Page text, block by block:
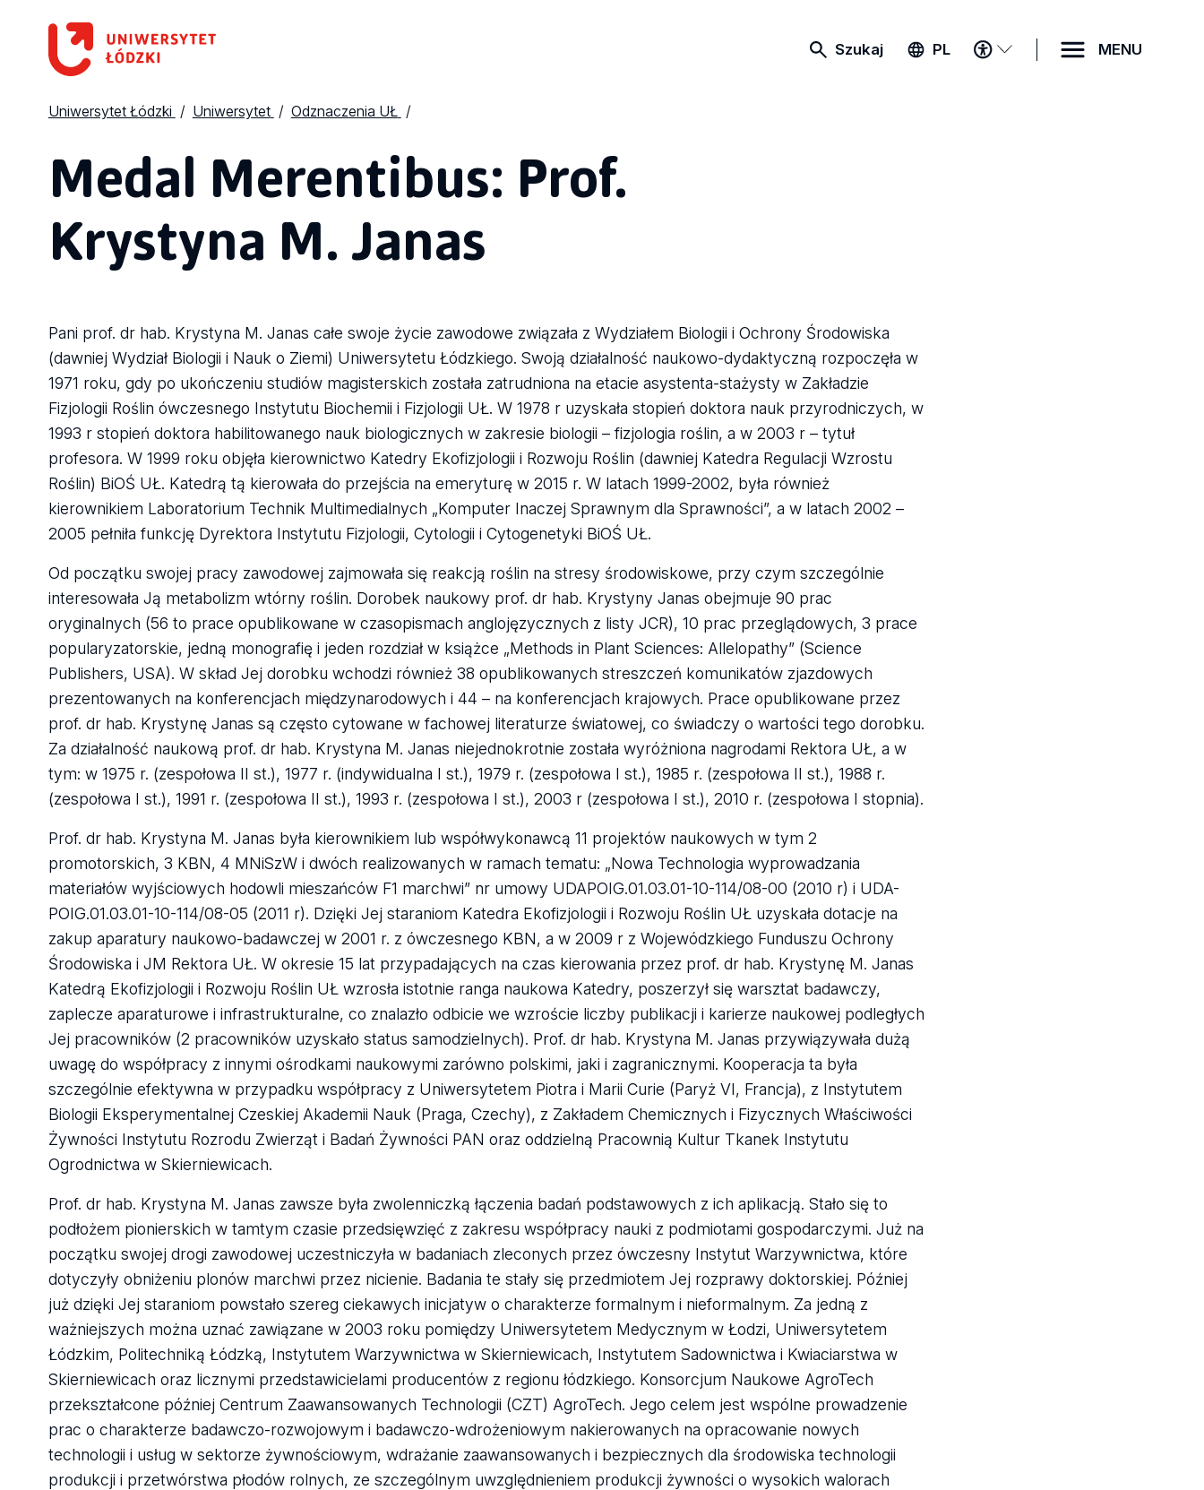
Szukaj PL
MENU
DOSTĘPNOŚCI
MENU
Uniwersytet Łódzki Uniwersytet Odznaczenia UŁ
Medal Merentibus: Prof.
Krystyna M. Janas
Pani prof. dr hab. Krystyna M. Janas całe swoje życie zawodowe związała z Wydziałem Biologii i Ochrony Środowiska
(dawniej Wydział Biologii i Nauk o Ziemi) Uniwersytetu Łódzkiego. Swoją działalność naukowo-dydaktyczną rozpoczęła w
1971 roku, gdy po ukończeniu studiów magisterskich została zatrudniona na etacie asystenta-stażysty w Zakładzie
Fizjologii Roślin ówczesnego Instytutu Biochemii i Fizjologii UŁ. W 1978 r uzyskała stopień doktora nauk przyrodniczych, w
1993 r stopień doktora habilitowanego nauk biologicznych w zakresie biologii – fizjologia roślin, a w 2003 r – tytuł
profesora. W 1999 roku objęła kierownictwo Katedry Ekofizjologii i Rozwoju Roślin (dawniej Katedra Regulacji Wzrostu
Roślin) BiOŚ UŁ. Katedrą tą kierowała do przejścia na emeryturę w 2015 r. W latach 1999-2002, była również
kierownikiem Laboratorium Technik Multimedialnych „Komputer Inaczej Sprawnym dla Sprawności”, a w latach 2002 –
2005 pełniła funkcję Dyrektora Instytutu Fizjologii, Cytologii i Cytogenetyki BiOŚ UŁ.
Od początku swojej pracy zawodowej zajmowała się reakcją roślin na stresy środowiskowe, przy czym szczególnie
interesowała Ją metabolizm wtórny roślin. Dorobek naukowy prof. dr hab. Krystyny Janas obejmuje 90 prac
oryginalnych (56 to prace opublikowane w czasopismach anglojęzycznych z listy JCR), 10 prac przeglądowych, 3 prace
popularyzatorskie, jedną monografię i jeden rozdział w książce „Methods in Plant Sciences: Allelopathy” (Science
Publishers, USA). W skład Jej dorobku wchodzi również 38 opublikowanych streszczeń komunikatów zjazdowych
prezentowanych na konferencjach międzynarodowych i 44 – na konferencjach krajowych. Prace opublikowane przez
prof. dr hab. Krystynę Janas są często cytowane w fachowej literaturze światowej, co świadczy o wartości tego dorobku.
Za działalność naukową prof. dr hab. Krystyna M. Janas niejednokrotnie została wyróżniona nagrodami Rektora UŁ, a w
tym: w 1975 r. (zespołowa II st.), 1977 r. (indywidualna I st.), 1979 r. (zespołowa I st.), 1985 r. (zespołowa II st.), 1988 r.
(zespołowa I st.), 1991 r. (zespołowa II st.), 1993 r. (zespołowa I st.), 2003 r (zespołowa I st.), 2010 r. (zespołowa I stopnia).
Prof. dr hab. Krystyna M. Janas była kierownikiem lub współwykonawcą 11 projektów naukowych w tym 2
promotorskich, 3 KBN, 4 MNiSzW i dwóch realizowanych w ramach tematu: „Nowa Technologia wyprowadzania
materiałów wyjściowych hodowli mieszańców F1 marchwi” nr umowy UDAPOIG.01.03.01-10-114/08-00 (2010 r) i UDA-
POIG.01.03.01-10-114/08-05 (2011 r). Dzięki Jej staraniom Katedra Ekofizjologii i Rozwoju Roślin UŁ uzyskała dotacje na
zakup aparatury naukowo-badawczej w 2001 r. z ówczesnego KBN, a w 2009 r z Wojewódzkiego Funduszu Ochrony
Środowiska i JM Rektora UŁ. W okresie 15 lat przypadających na czas kierowania przez prof. dr hab. Krystynę M. Janas
Katedrą Ekofizjologii i Rozwoju Roślin UŁ wzrosła istotnie ranga naukowa Katedry, poszerzył się warsztat badawczy,
zaplecze aparaturowe i infrastrukturalne, co znalazło odbicie we wzroście liczby publikacji i karierze naukowej podległych
Jej pracowników (2 pracowników uzyskało status samodzielnych). Prof. dr hab. Krystyna M. Janas przywiązywała dużą
uwagę do współpracy z innymi ośrodkami naukowymi zarówno polskimi, jaki i zagranicznymi. Kooperacja ta była
szczególnie efektywna w przypadku współpracy z Uniwersytetem Piotra i Marii Curie (Paryż VI, Francja), z Instytutem
Biologii Eksperymentalnej Czeskiej Akademii Nauk (Praga, Czechy), z Zakładem Chemicznych i Fizycznych Właściwości
Żywności Instytutu Rozrodu Zwierząt i Badań Żywności PAN oraz oddzielną Pracownią Kultur Tkanek Instytutu
Ogrodnictwa w Skierniewicach.
Prof. dr hab. Krystyna M. Janas zawsze była zwolenniczką łączenia badań podstawowych z ich aplikacją. Stało się to
podłożem pionierskich w tamtym czasie przedsięwzięć z zakresu współpracy nauki z podmiotami gospodarczymi. Już na
początku swojej drogi zawodowej uczestniczyła w badaniach zleconych przez ówczesny Instytut Warzywnictwa, które
dotyczyły obniżeniu plonów marchwi przez nicienie. Badania te stały się przedmiotem Jej rozprawy doktorskiej. Później
już dzięki Jej staraniom powstało szereg ciekawych inicjatyw o charakterze formalnym i nieformalnym. Za jedną z
ważniejszych można uznać zawiązane w 2003 roku pomiędzy Uniwersytetem Medycznym w Łodzi, Uniwersytetem
Łódzkim, Politechniką Łódzką, Instytutem Warzywnictwa w Skierniewicach, Instytutem Sadownictwa i Kwiaciarstwa w
Skierniewicach oraz licznymi przedstawicielami producentów z regionu łódzkiego. Konsorcjum Naukowe AgroTech
przekształcone później Centrum Zaawansowanych Technologii (CZT) AgroTech. Jego celem jest wspólne prowadzenie
prac o charakterze badawczo-rozwojowym i badawczo-wdrożeniowym nakierowanych na opracowanie nowych
technologii i usług w sektorze żywnościowym, wdrażanie zaawansowanych i bezpiecznych dla środowiska technologii
produkcji i przetwórstwa płodów rolnych, ze szczególnym uwzględnieniem produkcji żywności o wysokich walorach